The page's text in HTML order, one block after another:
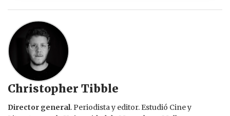
Christopher Tibble
Director general. Periodista y editor. Estudió Cine y